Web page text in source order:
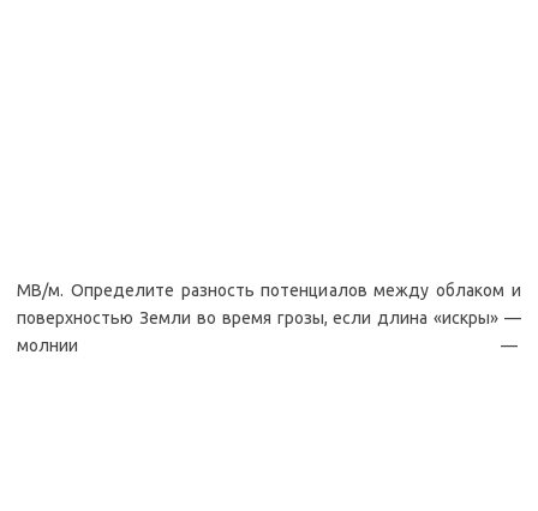
МВ/м. Определите разность потенциалов между облаком и
поверхностью Земли во время грозы, если длина «искры» —
молнии —